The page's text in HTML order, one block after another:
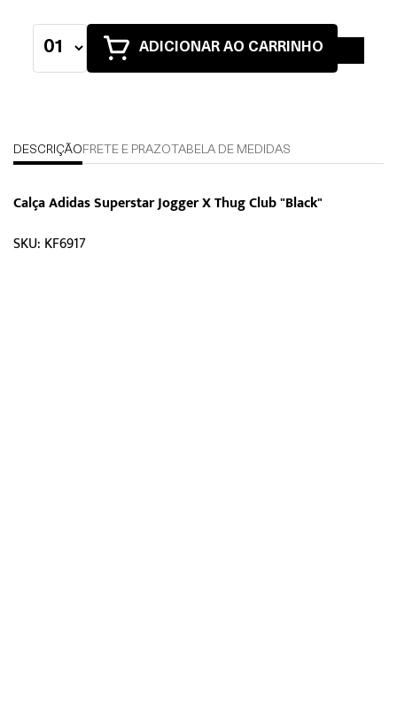
ADICIONAR AO CARRINHO
DESCRIÇÃO FRETE E PRAZOTABELA DE MEDIDAS
Calça Adidas Superstar Jogger X Thug Club "Black"
SKU: KF6917